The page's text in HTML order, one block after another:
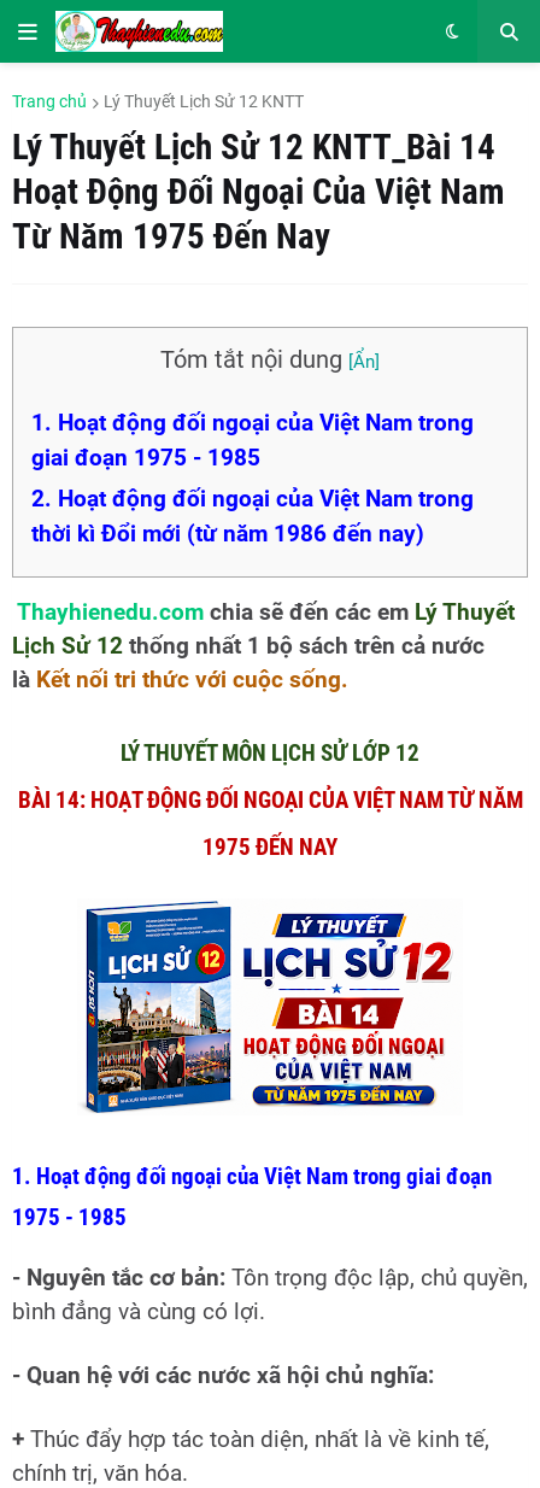
Trang chủ Lý Thuyết Lịch Sử 12 KNTT
Lý Thuyết Lịch Sử 12 KNTT_Bài 14
Hoạt Động Đối Ngoại Của Việt Nam
Từ Năm 1975 Đến Nay
Tóm tắt nội dung
1. Hoạt động đối ngoại của Việt Nam trong
giai đoạn 1975 - 1985
2. Hoạt động đối ngoại của Việt Nam trong
thời kì Đổi mới (từ năm 1986 đến nay)
Thayhienedu.com chia sẽ đến các em Lý Thuyết
Lịch Sử 12 thống nhất 1 bộ sách trên cả nước
là Kết nối tri thức với cuộc sống.
LÝ THUYẾT MÔN LỊCH SỬ LỚP 12
BÀI 14: HOẠT ĐỘNG ĐỐI NGOẠI CỦA VIỆT NAM TỪ NĂM
1975 ĐẾN NAY
1. Hoạt động đối ngoại của Việt Nam trong giai đoạn
1975 - 1985
- Nguyên tắc cơ bản: Tôn trọng độc lập, chủ quyền,
bình đẳng và cùng có lợi.
- Quan hệ với các nước xã hội chủ nghĩa:
+ Thúc đẩy hợp tác toàn diện, nhất là về kinh tế,
chính trị, văn hóa.